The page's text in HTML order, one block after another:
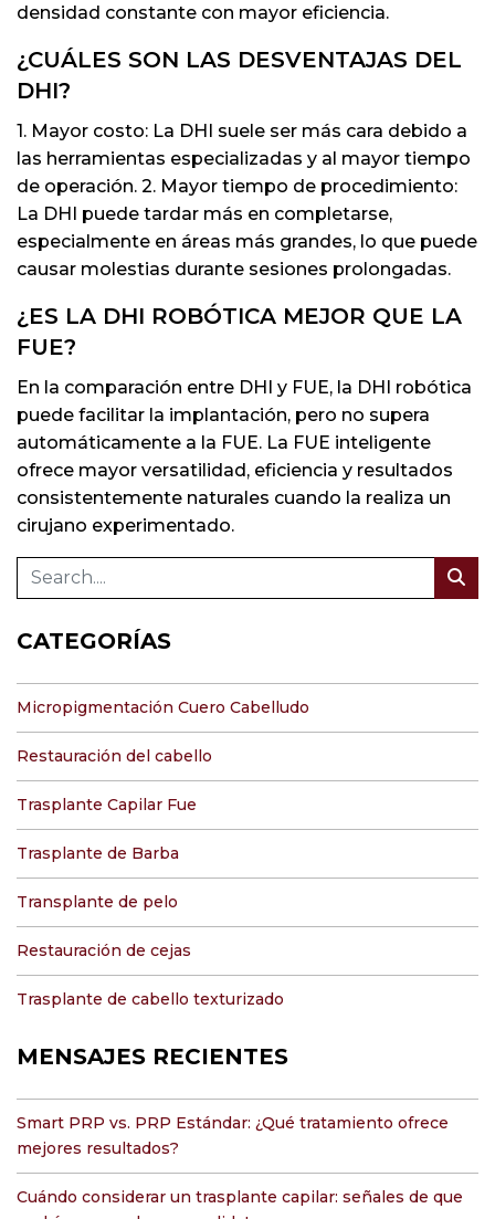
densidad constante con mayor eficiencia.
¿CUÁLES SON LAS DESVENTAJAS DEL
DHI?
1. Mayor costo: La DHI suele ser más cara debido a
las herramientas especializadas y al mayor tiempo
de operación. 2. Mayor tiempo de procedimiento:
La DHI puede tardar más en completarse,
especialmente en áreas más grandes, lo que puede
causar molestias durante sesiones prolongadas.
¿ES LA DHI ROBÓTICA MEJOR QUE LA
FUE?
En la comparación entre DHI y FUE, la DHI robótica
puede facilitar la implantación, pero no supera
automáticamente a la FUE. La FUE inteligente
ofrece mayor versatilidad, eficiencia y resultados
consistentemente naturales cuando la realiza un
cirujano experimentado.
CATEGORÍAS
Micropigmentación Cuero Cabelludo
Restauración del cabello
Trasplante Capilar Fue
Trasplante de Barba
Transplante de pelo
Restauración de cejas
Trasplante de cabello texturizado
MENSAJES RECIENTES
Smart PRP vs. PRP Estándar: ¿Qué tratamiento ofrece
mejores resultados?
Cuándo considerar un trasplante capilar: señales de que